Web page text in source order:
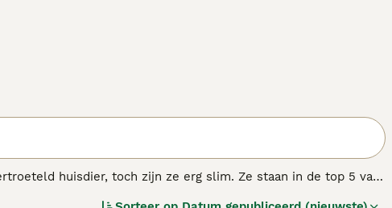
huisdier, toch zijn ze erg slim. Ze staan in de top 5 van